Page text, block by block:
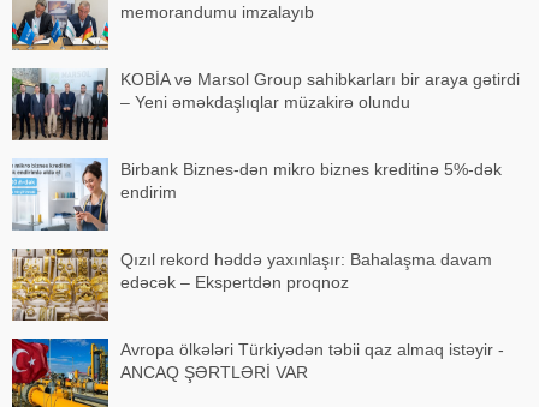
memorandumu imzalayıb
KOBİA və Marsol Group sahibkarları bir araya gətirdi
– Yeni əməkdaşlıqlar müzakirə olundu
Birbank Biznes-dən mikro biznes kreditinə 5%-dək
endirim
Qızıl rekord həddə yaxınlaşır: Bahalaşma davam
edəcək – Ekspertdən proqnoz
Avropa ölkələri Türkiyədən təbii qaz almaq istəyir -
ANCAQ ŞƏRTLƏRİ VAR